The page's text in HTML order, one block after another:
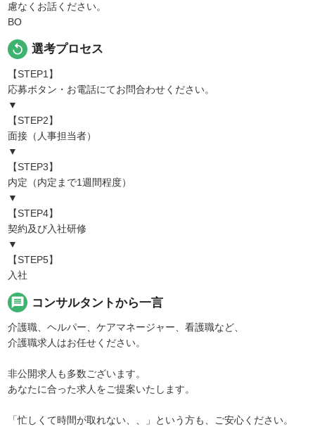
慮なくお話ください。
BO
replay 選考プロセス
【STEP1】
応募ボタン・お電話にてお問合わせください。
▼
【STEP2】
面接（人事担当者）
▼
【STEP3】
内定（内定まで1週間程度）
▼
【STEP4】
契約及び入社研修
▼
【STEP5】
入社
message コンサルタントから一言
介護職、ヘルパー、ケアマネージャー、看護職など、
介護職求人はお任せください。
非公開求人も多数ございます。
あなたに合った求人をご提案いたします。
「忙しくて時間が取れない、、」という方も、ご安心ください。